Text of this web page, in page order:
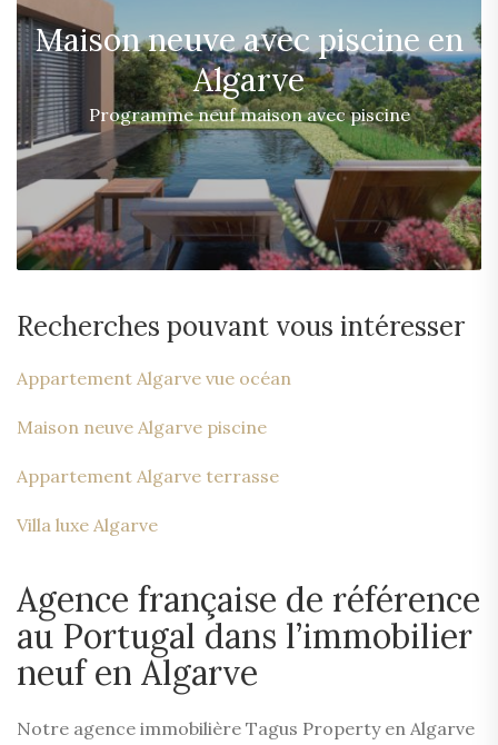
Maison neuve avec piscine en
Algarve
Programme neuf maison avec piscine
Recherches pouvant vous intéresser
Appartement Algarve vue océan
Maison neuve Algarve piscine
Appartement Algarve terrasse
Villa luxe Algarve
Agence française de référence
au Portugal dans l’immobilier
neuf en Algarve
Notre agence immobilière Tagus Property en Algarve